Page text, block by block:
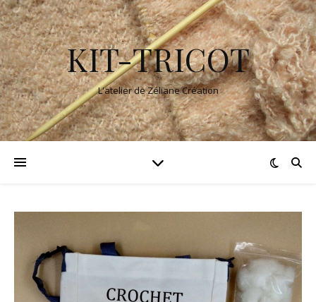
KIT-TRICOT
L'atelier de Zéliane Création